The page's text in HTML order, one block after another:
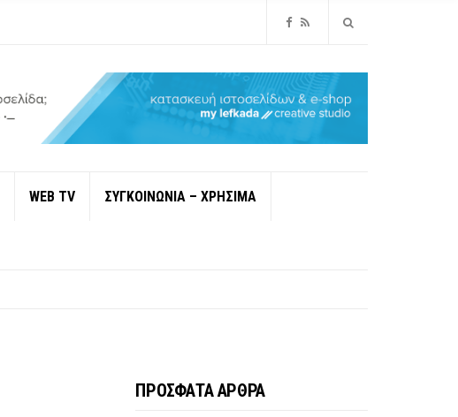
WEB TV ΣΥΓΚΟΙΝΩΝΙΑ – ΧΡΗΣΙΜΑ
ΠΡΟΣΦΑΤΑ ΑΡΘΡΑ